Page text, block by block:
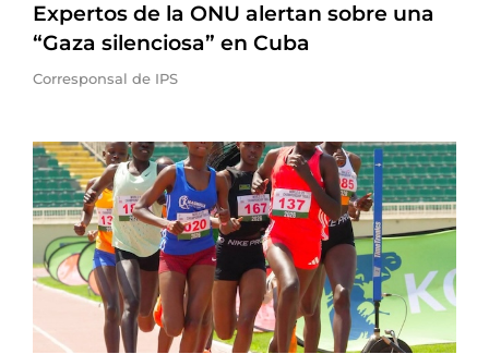
Expertos de la ONU alertan sobre una
“Gaza silenciosa” en Cuba
Corresponsal de IPS